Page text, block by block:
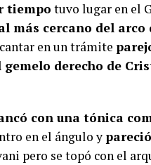
tiempo tuvo lugar en el
más cercano del
en un trámite
derecho de
con una tónica
en el ángulo y
pero se topó con el